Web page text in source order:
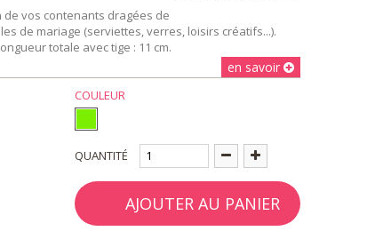
vos contenants dragées de
de mariage (serviettes, verres, loisirs créatifs...).
totale avec tige : 11 cm.
en savoir
QUANTITÉ
AJOUTER AU PANIER